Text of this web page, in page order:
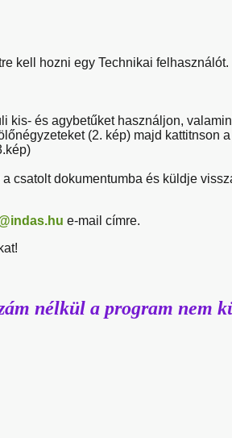
kell hozni egy Technikai felhasználót.
kis- és agybetűket használjon,
(2. kép) majd kattitnson
csatolt dokumentumba és küldje
e-mail címre.
nélkül a program nem